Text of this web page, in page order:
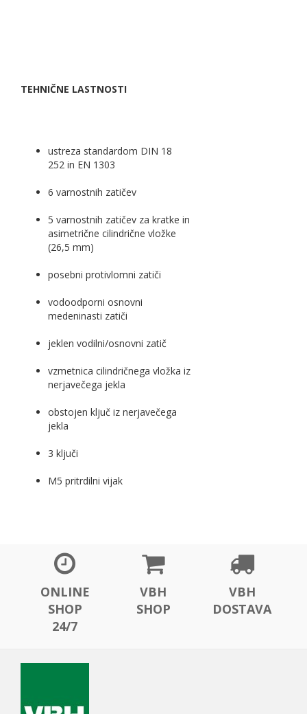
TEHNIČNE LASTNOSTI
ustreza standardom DIN 18
252 in EN 1303
6 varnostnih zatičev
5 varnostnih zatičev za kratke in
asimetrične cilindrične vložke
(26,5 mm)
posebni protivlomni zatiči
vodoodporni osnovni
medeninasti zatiči
jeklen vodilni/osnovni zatič
vzmetnica cilindričnega vložka iz
nerjavečega jekla
obstojen ključ iz nerjavečega
jekla
3 ključi
M5 pritrdilni vijak
ONLINE
SHOP
24/7
VBH
SHOP
VBH
DOSTAVA